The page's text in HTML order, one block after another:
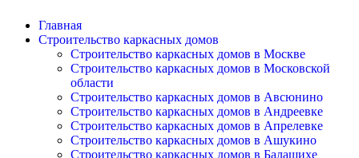
Главная
Строительство каркасных домов
Строительство каркасных домов в Москве
Строительство каркасных домов в Московской
области
Строительство каркасных домов в Авсюнино
Строительство каркасных домов в Андреевке
Строительство каркасных домов в Апрелевке
Строительство каркасных домов в Ашукино
Строительство каркасных домов в Балашихе